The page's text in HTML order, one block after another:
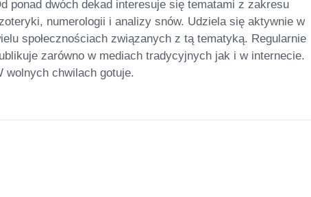
ponad dwóch dekad interesuje się tematami z zakresu
numerologii i analizy snów. Udziela się aktywnie w
społecznościach związanych z tą tematyką. Regularnie
zarówno w mediach tradycyjnych jak i w internecie.
wolnych chwilach gotuje.